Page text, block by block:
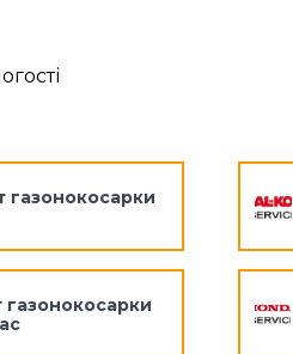
газонокосарки
газонокосарки